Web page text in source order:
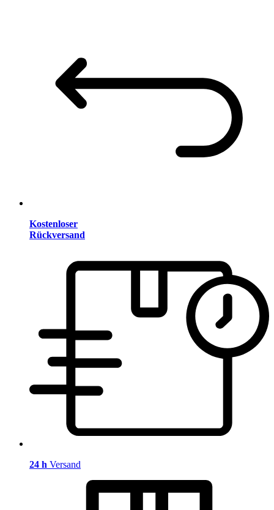
Kostenloser
Rückversand
24 h Versand